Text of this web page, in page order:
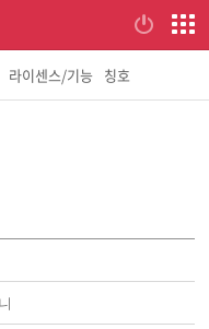
라이센스/기능 칭호